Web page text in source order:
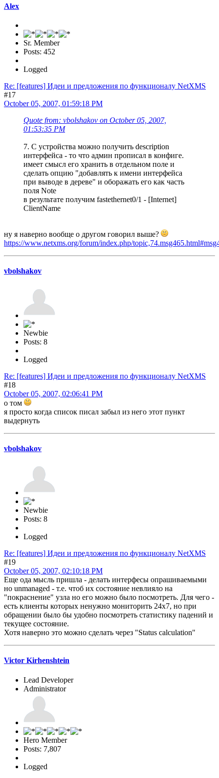
Alex
Sr. Member
Posts: 452
Logged
Re: [features] Идеи и предложения по функционалу NetXMS
#17
October 05, 2007, 01:59:18 PM
Quote from: vbolshakov on October 05, 2007,
01:53:35 PM
7. С устройства можно получить description
интерфейса - то что админ прописал в конфиге.
имеет смысл его хранить в отдельном поле и
сделать опцию "добавлять к имени интерфейса
при выводе в дереве" и оборажать его как часть
поля Note
в результате получим fastethernet0/1 - [Internet]
ClientName
ну я наверно вообще о другом говорил выше?
https://www.netxms.org/forum/index.php/
vbolshakov
Newbie
Posts: 8
Logged
Re: [features] Идеи и предложения по функционалу NetXMS
#18
October 05, 2007, 02:06:41 PM
о том
я просто когда список писал забыл из него этот пункт
выдернуть
vbolshakov
Newbie
Posts: 8
Logged
Re: [features] Идеи и предложения по функционалу NetXMS
#19
October 05, 2007, 02:10:18 PM
Еще ода мысль пришла - делать интерфесы опрашиваемыми
но unmanaged - т.е. чтоб их состояние невлияло на
"покраснение" узла но его можно было посмотреть. Для чего -
есть клиенты которых ненужно мониторить 24х7, но при
обращении было бы удобно посмотреть статистику падений и
текущее состояние.
Хотя наверно это можно сделать через "Status calculation"
Victor Kirhenshtein
Lead Developer
Administrator
Hero Member
Posts: 7,807
Logged